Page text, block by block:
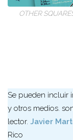
OTHER
Se pueden incluir
y otros medios.
lector. Javier
Rico